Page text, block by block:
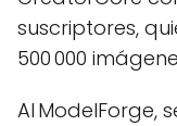
suscriptores,
500 000
AI ModelForge,